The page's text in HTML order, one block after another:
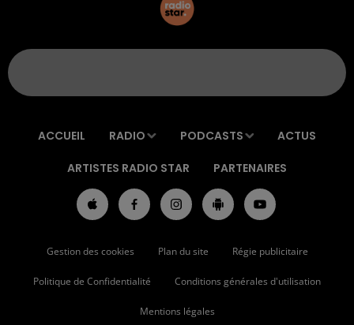
ACCUEIL RADIO PODCASTS ACTUS
ARTISTES RADIO STAR PARTENAIRES
Gestion des cookies Plan du site Régie publicitaire
Politique de Confidentialité Conditions générales d'utilisation
Mentions légales